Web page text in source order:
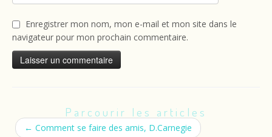
Enregistrer mon nom, mon e-mail et mon site dans le
navigateur pour mon prochain commentaire.
Parcourir les articles
← Comment se faire des amis, D.Carnegie